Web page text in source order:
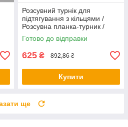
Розсувний турнік для
підтягування з кільцями /
Розсувна планка-турник /
Турнік у дверний отвір
Готово до відправки
625 ₴ 892,86 ₴
Купити
ще